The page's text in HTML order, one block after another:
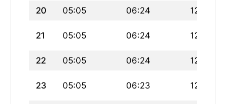
20 05:05 06:24 12:31
21 05:05 06:24 12:31
22 05:05 06:24 12:31
23 05:05 06:23 12:30